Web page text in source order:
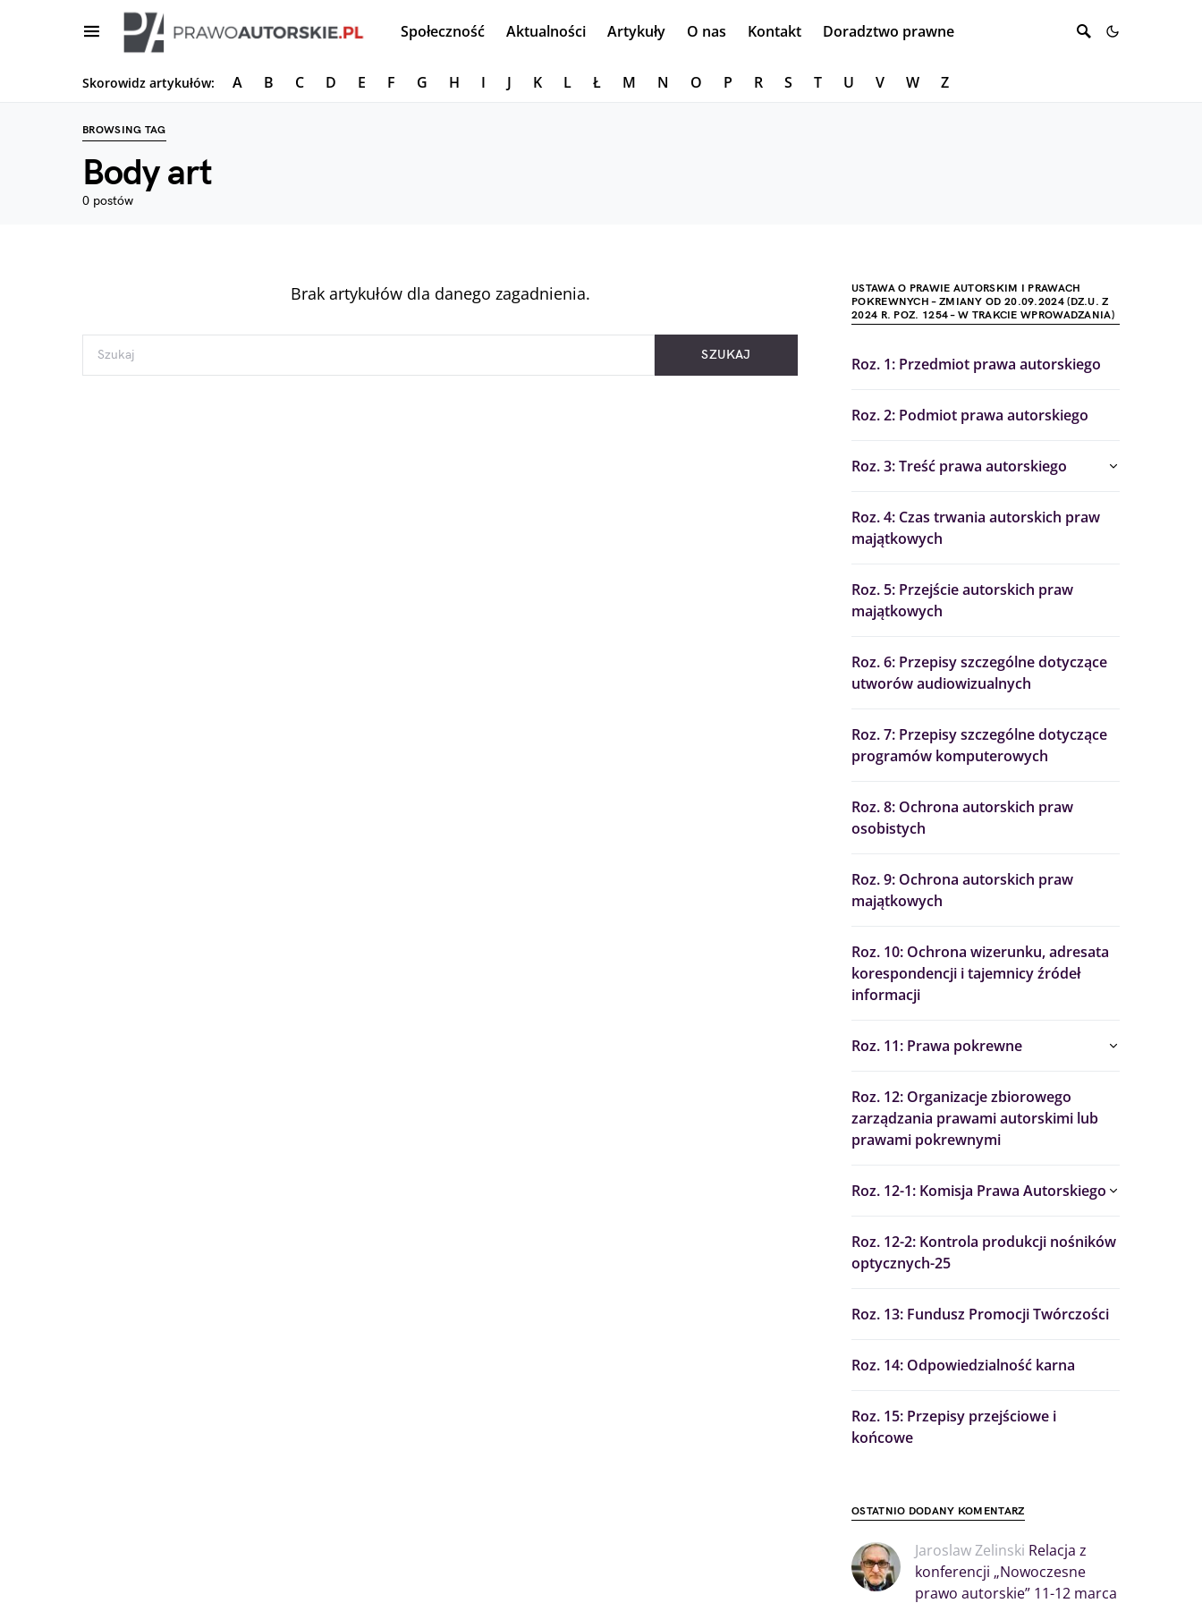
Społeczność Aktualności Artykuły O nas Kontakt Doradztwo prawne
Skorowidz artykułów: A B C D E F G H I J K L Ł M N O P R S T U V W Z
BROWSING TAG
Body art
0 postów
Brak artykułów dla danego zagadnienia.
SZUKAJ
USTAWA O PRAWIE AUTORSKIM I PRAWACH
POKREWNYCH – ZMIANY OD 20.09.2024 (DZ.U. Z
2024 R. POZ. 1254 – W TRAKCIE WPROWADZANIA)
Roz. 1: Przedmiot prawa autorskiego
Roz. 2: Podmiot prawa autorskiego
Roz. 3: Treść prawa autorskiego
Roz. 4: Czas trwania autorskich praw
majątkowych
Roz. 5: Przejście autorskich praw
majątkowych
Roz. 6: Przepisy szczególne dotyczące
utworów audiowizualnych
Roz. 7: Przepisy szczególne dotyczące
programów komputerowych
Roz. 8: Ochrona autorskich praw
osobistych
Roz. 9: Ochrona autorskich praw
majątkowych
Roz. 10: Ochrona wizerunku, adresata
korespondencji i tajemnicy źródeł
informacji
Roz. 11: Prawa pokrewne
Roz. 12: Organizacje zbiorowego
zarządzania prawami autorskimi lub
prawami pokrewnymi
Roz. 12-1: Komisja Prawa Autorskiego
Roz. 12-2: Kontrola produkcji nośników
optycznych-25
Roz. 13: Fundusz Promocji Twórczości
Roz. 14: Odpowiedzialność karna
Roz. 15: Przepisy przejściowe i
końcowe
OSTATNIO DODANY KOMENTARZ
Jaroslaw Zelinski Relacja z
konferencji „Nowoczesne
prawo autorskie” 11-12 marca